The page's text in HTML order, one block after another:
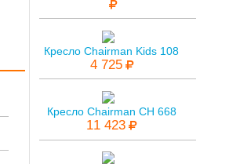
Кресло Chairman Kids 108
4 725
Кресло Chairman CH 668
11 423